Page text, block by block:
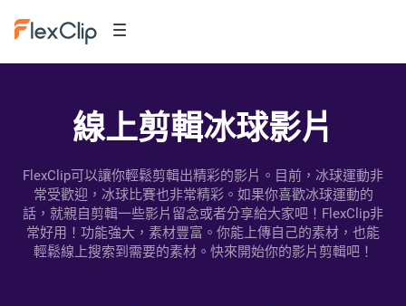
線上剪輯冰球影片
FlexClip可以讓你輕鬆剪輯出精彩的影片。目前，冰球運動非
常受歡迎，冰球比賽也非常精彩。如果你喜歡冰球運動的
話，就親自剪輯一些影片留念或者分享給大家吧！FlexClip非
常好用！功能強大，素材豐富。你能上傳自己的素材，也能
輕鬆線上搜索到需要的素材。快來開始你的影片剪輯吧！